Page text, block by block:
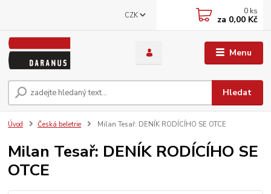
Menu
CZK
Hledat
0 ks
za 0,00 Kč
Úvod Česká beletrie Milan Tesař: DENÍK RODÍCÍHO SE OTCE
Milan Tesař: DENÍK RODÍCÍHO SE
OTCE